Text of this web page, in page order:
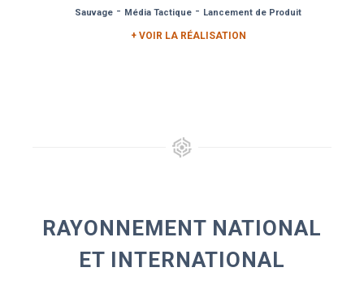
Sauvage - Média Tactique - Lancement de Produit
+ VOIR LA RÉALISATION
RAYONNEMENT NATIONAL
ET INTERNATIONAL